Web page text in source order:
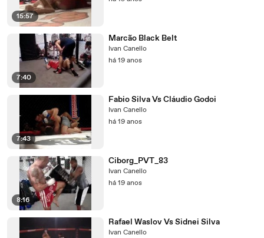
15:57
7:40
Marcão Black Belt
Ivan Canello
há 19 anos
7:43
Fabio Silva Vs Cláudio Godoi
Ivan Canello
há 19 anos
8:16
Ciborg_PVT_83
Ivan Canello
há 19 anos
Rafael Waslov Vs Sidnei Silva
Ivan Canello